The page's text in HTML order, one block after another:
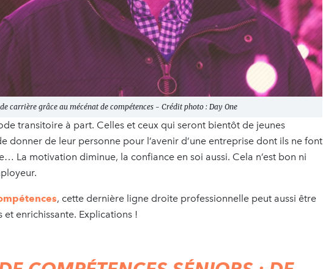
carrière grâce au mécénat de compétences - Crédit photo : Day One
transitoire à part. Celles et ceux qui seront bientôt de jeunes
donner de leur personne pour l’avenir d’une entreprise dont ils ne font
La motivation diminue, la confiance en soi aussi. Cela n’est bon ni
, cette dernière ligne droite professionnelle peut aussi être
enrichissante. Explications !